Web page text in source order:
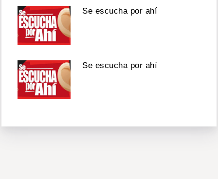
Se escucha por ahí
Se escucha por ahí